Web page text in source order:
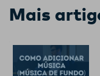
Mais